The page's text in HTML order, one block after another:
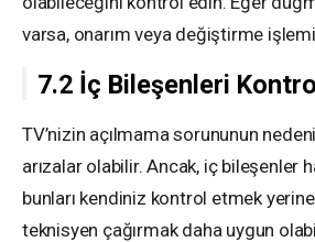
varsa, onarım veya değiştirme işlemi
7.2 İç Bileşenleri
TV’nizin açılmama sorununun
arızalar olabilir. Ancak, iç bileşenler
bunları kendiniz kontrol etmek
teknisyen çağırmak daha uygun